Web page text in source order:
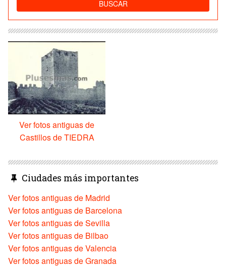
BUSCAR
Ver fotos antiguas de
Castillos de TIEDRA
Ciudades más importantes
Ver fotos antiguas de Madrid
Ver fotos antiguas de Barcelona
Ver fotos antiguas de Sevilla
Ver fotos antiguas de Bilbao
Ver fotos antiguas de Valencia
Ver fotos antiguas de Granada